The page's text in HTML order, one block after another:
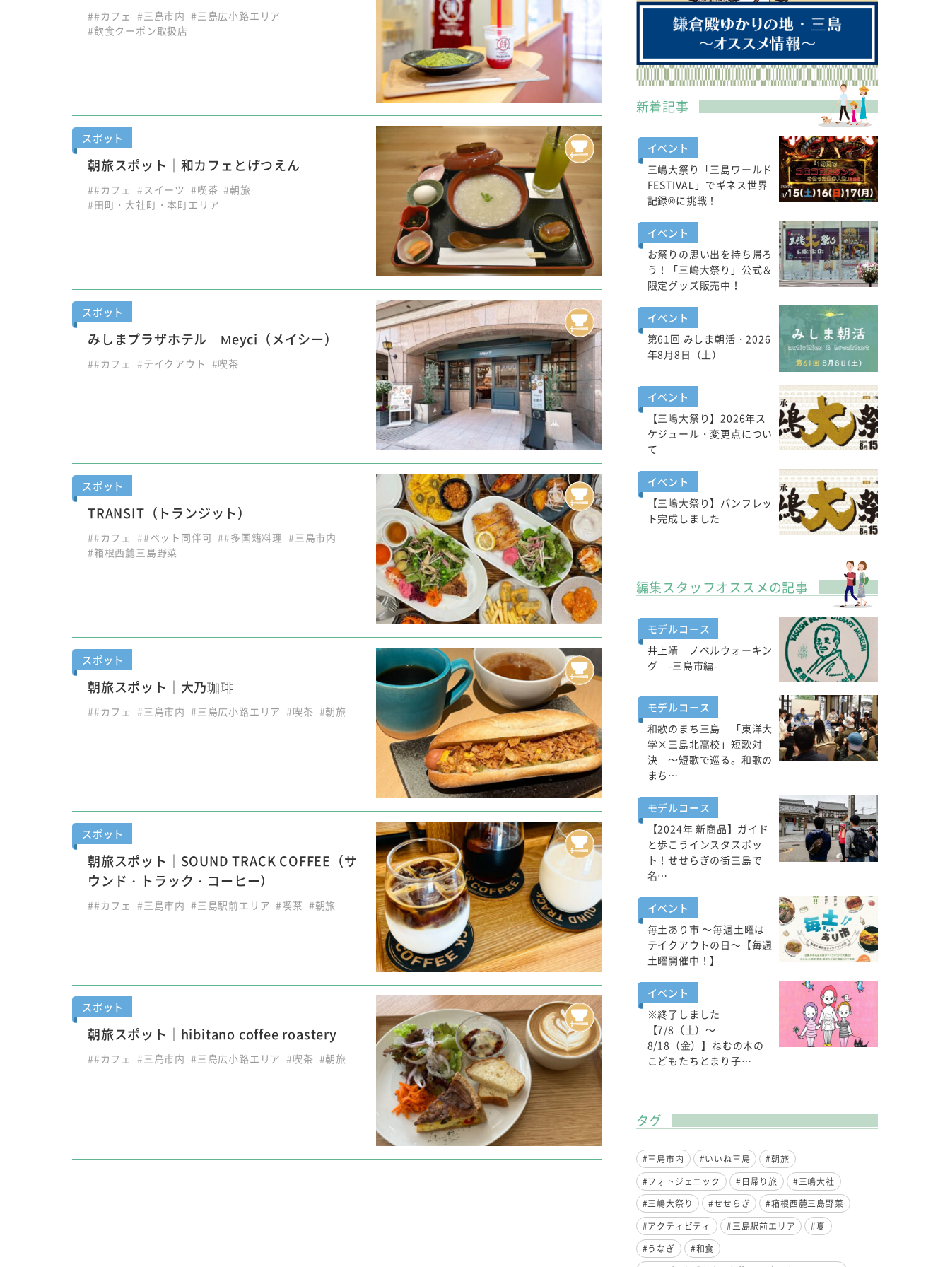
##カフェ #三島市内 #三島広小路エリア
#飲食クーポン取扱店
スポット
朝旅スポット｜和カフェとげつえん
##カフェ #スイーツ #喫茶 #朝旅
#田町・大社町・本町エリア
スポット
みしまプラザホテル Meyci（メイシー）
##カフェ #テイクアウト #喫茶
スポット
TRANSIT（トランジット）
##カフェ ##ペット同伴可 ##多国籍料理 #三島市内
#箱根西麓三島野菜
スポット
朝旅スポット｜大乃珈琲
##カフェ #三島市内 #三島広小路エリア #喫茶 #朝旅
スポット
朝旅スポット｜SOUND TRACK COFFEE（サ
ウンド・トラック・コーヒー）
##カフェ #三島市内 #三島駅前エリア #喫茶 #朝旅
スポット
朝旅スポット｜hibitano coffee roastery
##カフェ #三島市内 #三島広小路エリア #喫茶 #朝旅
新着記事
イベント
三嶋大祭り「三島ワールド
FESTIVAL」でギネス世界
記録®に挑戦！
イベント
お祭りの思い出を持ち帰ろ
う！「三嶋大祭り」公式＆
限定グッズ販売中！
イベント
第61回 みしま朝活・2026
年8月8日（土）
イベント
【三嶋大祭り】2026年ス
ケジュール・変更点につい
て
イベント
【三嶋大祭り】パンフレッ
ト完成しました
編集スタッフオススメの記事
モデルコース
井上靖 ノベルウォーキン
グ -三島市編-
モデルコース
和歌のまち三島 「東洋大
学×三島北高校」短歌対
決 ～短歌で巡る。和歌の
まち…
モデルコース
【2024年 新商品】ガイド
と歩こうインスタスポッ
ト！せせらぎの街三島で
名…
イベント
毎土あり市 ～毎週土曜は
テイクアウトの日～【毎週
土曜開催中！】
イベント
※終了しました
【7/8（土）～
8/18（金）】ねむの木の
こどもたちとまり子…
タグ
#三島市内 #いいね三島
#朝旅
#フォトジェニック
#日帰り旅
#三嶋大社
#三嶋大祭り
#せせらぎ
#箱根西麓三島野菜
#アクティビティ
#三島駅前エリア
#夏
#うなぎ
#和食